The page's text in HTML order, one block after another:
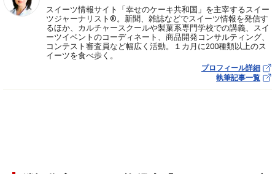
スイーツ情報サイト「幸せのケーキ共和国」を主宰するスイー
ツジャーナリスト®。新聞、雑誌などでスイーツ情報を発信す
るほか、カルチャースクールや製菓系専門学校での講義、スイ
ーツイベントのコーディネート、商品開発コンサルティング、
コンテスト審査員など幅広く活動。１カ月に200種類以上のス
イーツを食べ歩く。
プロフィール詳細
執筆記事一覧